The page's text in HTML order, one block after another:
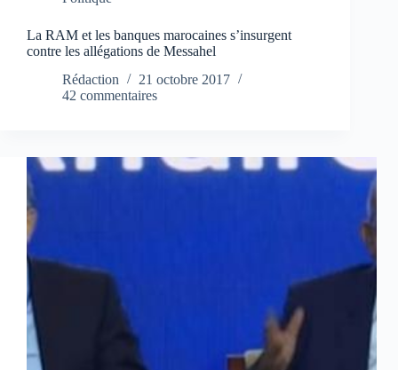
La RAM et les banques marocaines s’insurgent
contre les allégations de Messahel
Rédaction
21 octobre 2017
42 commentaires